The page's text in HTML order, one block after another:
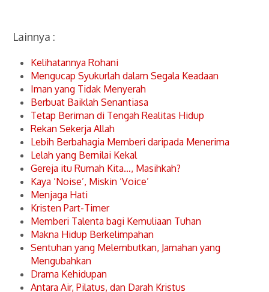
Lainnya :
Kelihatannya Rohani
Mengucap Syukurlah dalam Segala Keadaan
Iman yang Tidak Menyerah
Berbuat Baiklah Senantiasa
Tetap Beriman di Tengah Realitas Hidup
Rekan Sekerja Allah
Lebih Berbahagia Memberi daripada Menerima
Lelah yang Bernilai Kekal
Gereja itu Rumah Kita…, Masihkah?
Kaya ‘Noise’, Miskin ‘Voice’
Menjaga Hati
Kristen Part-Timer
Memberi Talenta bagi Kemuliaan Tuhan
Makna Hidup Berkelimpahan
Sentuhan yang Melembutkan, Jamahan yang
Mengubahkan
Drama Kehidupan
Antara Air, Pilatus, dan Darah Kristus